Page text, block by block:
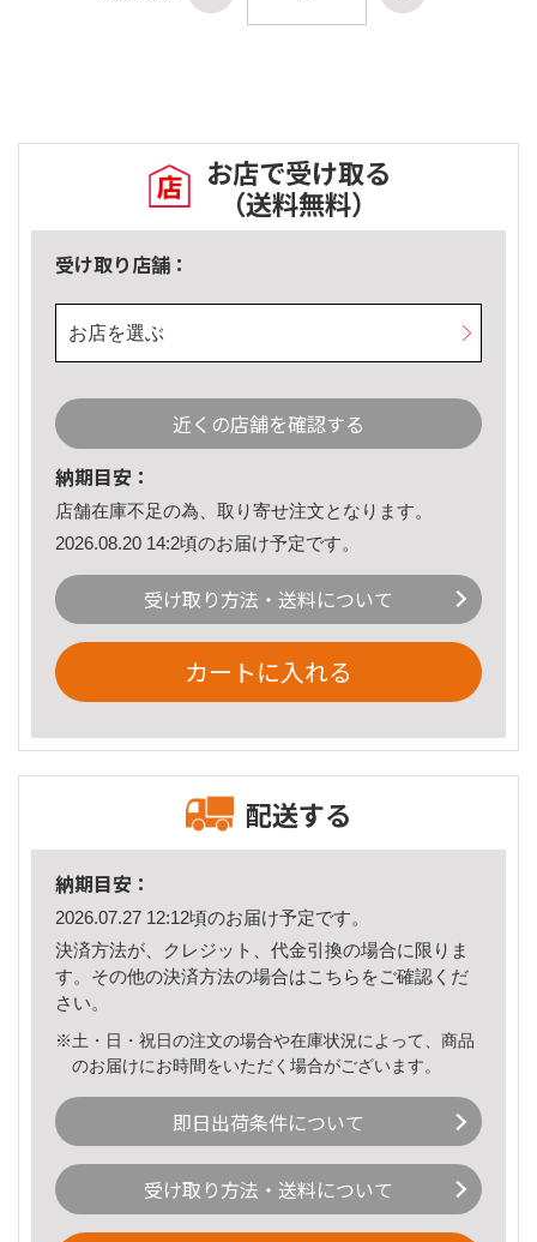
お店で受け取る
（送料無料）
受け取り店舗：
お店を選ぶ
近くの店舗を確認する
納期目安：
店舗在庫不足の為、取り寄せ注文となります。
2026.08.20 14:2頃のお届け予定です。
受け取り方法・送料について
カートに入れる
配送する
納期目安：
2026.07.27 12:12頃のお届け予定です。
決済方法が、クレジット、代金引換の場合に限りま
す。その他の決済方法の場合はこちら をご確認くだ
さい。
※土・日・祝日の注文の場合や在庫状況によって、商品
のお届けにお時間をいただく場合がございます。
即日出荷条件について
受け取り方法・送料について